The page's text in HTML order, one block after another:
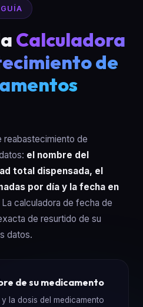
GUÍA
Calculadora
de
reabastecimiento de
el nombre del
total dispensada, el
por día y la fecha en
La calculadora de fecha de
de resurtido de su
datos.
de su medicamento
la dosis del medicamento